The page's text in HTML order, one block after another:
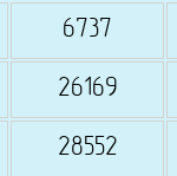
6737
26169
28552